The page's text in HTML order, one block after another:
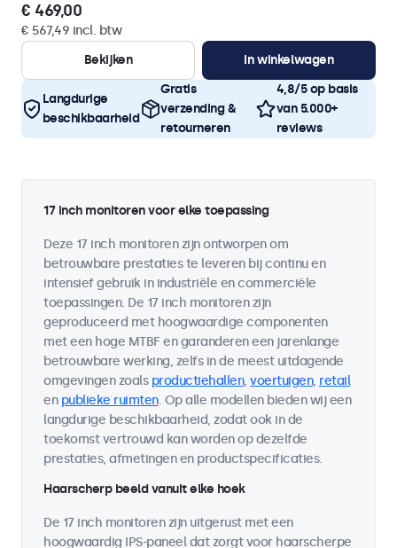
€ 469,00
€ 567,49 incl. btw
Bekijken
In winkelwagen
Langdurige
beschikbaarheid
Gratis
verzending &
retourneren
4,8/5 op basis
van 5.000+
reviews
17 inch monitoren voor elke toepassing
Deze 17 inch monitoren zijn ontworpen om
betrouwbare prestaties te leveren bij continu en
intensief gebruik in industriële en commerciële
toepassingen. De 17 inch monitoren zijn
geproduceerd met hoogwaardige componenten
met een hoge MTBF en garanderen een jarenlange
betrouwbare werking, zelfs in de meest uitdagende
omgevingen zoals productiehallen, voertuigen, retail
en publieke ruimten. Op alle modellen bieden wij een
langdurige beschikbaarheid, zodat ook in de
toekomst vertrouwd kan worden op dezelfde
prestaties, afmetingen en productspecificaties.
Haarscherp beeld vanuit elke hoek
De 17 inch monitoren zijn uitgerust met een
hoogwaardig IPS-paneel dat zorgt voor haarscherpe